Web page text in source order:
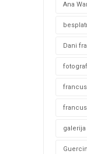
Ana
Dani